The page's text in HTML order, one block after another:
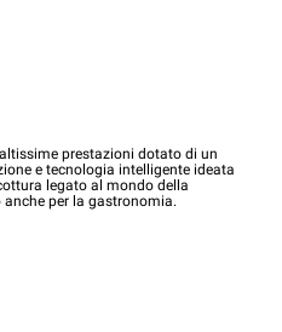
prestazioni dotato di un
e tecnologia intelligente ideata
legato al mondo della
per la gastronomia.